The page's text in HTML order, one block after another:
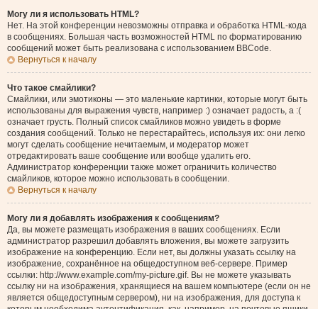
Могу ли я использовать HTML?
Нет. На этой конференции невозможны отправка и обработка HTML-кода
в сообщениях. Большая часть возможностей HTML по форматированию
сообщений может быть реализована с использованием BBCode.
Вернуться к началу
Что такое смайлики?
Смайлики, или эмотиконы — это маленькие картинки, которые могут быть
использованы для выражения чувств, например :) означает радость, а :(
означает грусть. Полный список смайликов можно увидеть в форме
создания сообщений. Только не перестарайтесь, используя их: они легко
могут сделать сообщение нечитаемым, и модератор может
отредактировать ваше сообщение или вообще удалить его.
Администратор конференции также может ограничить количество
смайликов, которое можно использовать в сообщении.
Вернуться к началу
Могу ли я добавлять изображения к сообщениям?
Да, вы можете размещать изображения в ваших сообщениях. Если
администратор разрешил добавлять вложения, вы можете загрузить
изображение на конференцию. Если нет, вы должны указать ссылку на
изображение, сохранённое на общедоступном веб-сервере. Пример
ссылки: http://www.example.com/my-picture.gif. Вы не можете указывать
ссылку ни на изображения, хранящиеся на вашем компьютере (если он не
является общедоступным сервером), ни на изображения, для доступа к